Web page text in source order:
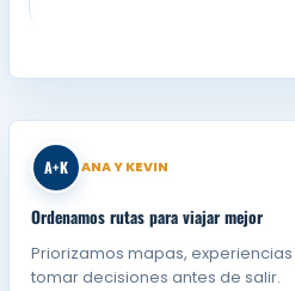
A+K ANA Y KEVIN
Ordenamos rutas para viajar mejor
Priorizamos mapas,
tomar decisiones antes de salir.